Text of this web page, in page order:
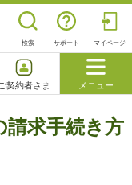
検索 サポート マイページ
契約者さま メニュー
閉じる
請求手続き方